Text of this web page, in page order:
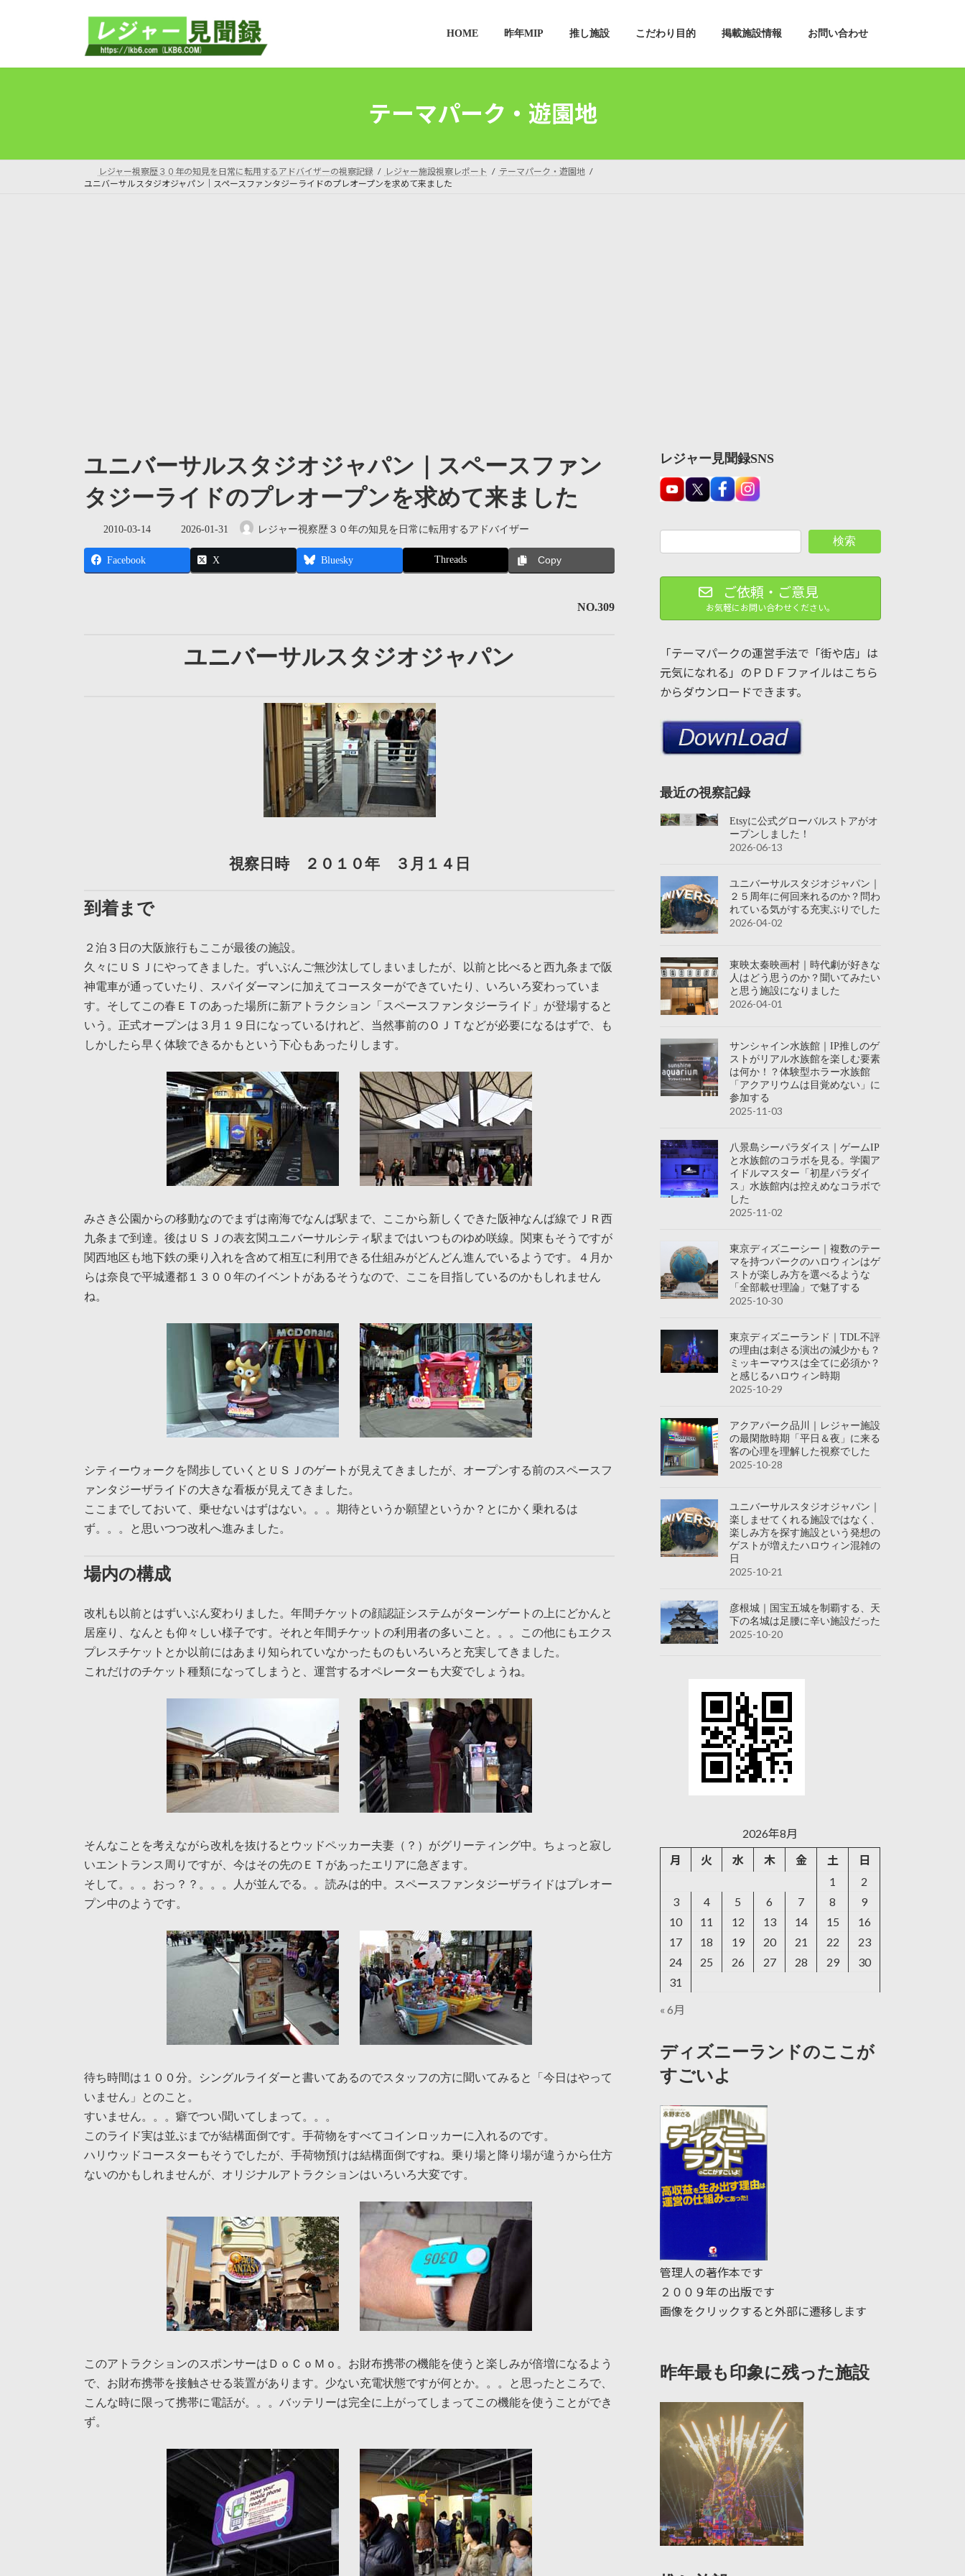
プ
動
HOME 昨年MIP 推し施設 こだわり目的 掲載施設情報 お問い合わせ
テーマパーク・遊園地
レジャー視察歴３０年の知見を日常に転用するアドバイザーの視察記録 レジャー施設視察レポート
テーマパーク・遊園地
ユニバーサルスタジオジャパン｜スペースファンタジーライドのプレオープンを求めて来ました
ユニバーサルスタジオジャパン｜スペースファン
タジーライドのプレオープンを求めて来ました
2010-03-14
最
更
日
2026-01-31 レジャー視察歴３０年の知見を日常に転用するアドバイザー
Facebook X Bluesky Threads Copy
NO.309
ユニバーサルスタジオジャパン
視察日時 ２０１０年 ３月１４日
到着まで
２泊３日の大阪旅行もここが最後の施設。
久々にＵＳＪにやってきました。ずいぶんご無沙汰してしまいましたが、以前と比べると西九条まで阪
神電車が通っていたり、スパイダーマンに加えてコースターができていたり、いろいろ変わっていま
す。そしてこの春ＥＴのあった場所に新アトラクション「スペースファンタジーライド」が登場すると
いう。正式オープンは３月１９日になっているけれど、当然事前のＯＪＴなどが必要になるはずで、も
しかしたら早く体験できるかもという下心もあったりします。
みさき公園からの移動なのでまずは南海でなんば駅まで、ここから新しくできた阪神なんば線でＪＲ西
九条まで到達。後はＵＳＪの表玄関ユニバーサルシティ駅まではいつものゆめ咲線。関東もそうですが
関西地区も地下鉄の乗り入れを含めて相互に利用できる仕組みがどんどん進んでいるようです。４月か
らは奈良で平城遷都１３００年のイベントがあるそうなので、ここを目指しているのかもしれません
ね。
シティーウォークを闊歩していくとＵＳＪのゲートが見えてきましたが、オープンする前のスペースフ
ァンタジーザライドの大きな看板が見えてきました。
ここまでしておいて、乗せないはずはない。。。期待というか願望というか？とにかく乗れるは
ず。。。と思いつつ改札へ進みました。
場内の構成
改札も以前とはずいぶん変わりました。年間チケットの顔認証システムがターンゲートの上にどかんと
居座り、なんとも仰々しい様子です。それと年間チケットの利用者の多いこと。。。この他にもエクス
プレスチケットとか以前にはあまり知られていなかったものもいろいろと充実してきました。
これだけのチケット種類になってしまうと、運営するオペレーターも大変でしょうね。
そんなことを考えながら改札を抜けるとウッドペッカー夫妻（？）がグリーティング中。ちょっと寂し
いエントランス周りですが、今はその先のＥＴがあったエリアに急ぎます。
そして。。。おっ？？。。。人が並んでる。。読みは的中。スペースファンタジーザライドはプレオー
プン中のようです。
待ち時間は１００分。シングルライダーと書いてあるのでスタッフの方に聞いてみると「今日はやって
いません」とのこと。
すいません。。。癖でつい聞いてしまって。。。
このライド実は並ぶまでが結構面倒です。手荷物をすべてコインロッカーに入れるのです。
ハリウッドコースターもそうでしたが、手荷物預けは結構面倒ですね。乗り場と降り場が違うから仕方
ないのかもしれませんが、オリジナルアトラクションはいろいろ大変です。
このアトラクションのスポンサーはＤｏＣｏＭｏ。お財布携帯の機能を使うと楽しみが倍増になるよう
で、お財布携帯を接触させる装置があります。少ない充電状態ですが何とか。。。と思ったところで、
こんな時に限って携帯に電話が。。。バッテリーは完全に上がってしまってこの機能を使うことができ
ず。
レジャー見聞録SNS
検索
ご依頼・ご意見
お気軽にお問い合わせください。
「テーマパークの運営手法で「街や店」は
元気になれる」のＰＤＦファイルはこちら
からダウンロードできます。
最近の視察記録
Etsyに公式グローバルストアがオ
ープンしました！
2026-06-13
ユニバーサルスタジオジャパン｜
２５周年に何回来れるのか？問わ
れている気がする充実ぶりでした
2026-04-02
東映太秦映画村｜時代劇が好きな
人はどう思うのか？聞いてみたい
と思う施設になりました
2026-04-01
サンシャイン水族館｜IP推しのゲ
ストがリアル水族館を楽しむ要素
は何か！？体験型ホラー水族館
「アクアリウムは目覚めない」に
参加する
2025-11-03
八景島シーパラダイス｜ゲームIP
と水族館のコラボを見る。学園ア
イドルマスター「初星パラダイ
ス」水族館内は控えめなコラボで
した
2025-11-02
東京ディズニーシー｜複数のテー
マを持つパークのハロウィンはゲ
ストが楽しみ方を選べるような
「全部載せ理論」で魅了する
2025-10-30
東京ディズニーランド｜TDL不評
の理由は刺さる演出の減少かも？
ミッキーマウスは全てに必須か？
と感じるハロウィン時期
2025-10-29
アクアパーク品川｜レジャー施設
の最閑散時期「平日＆夜」に来る
客の心理を理解した視察でした
2025-10-28
ユニバーサルスタジオジャパン｜
楽しませてくれる施設ではなく、
楽しみ方を探す施設という発想の
ゲストが増えたハロウィン混雑の
日
2025-10-21
彦根城｜国宝五城を制覇する、天
下の名城は足腰に辛い施設だった
2025-10-20
2026年8月
月
火 水 木 金 土
日
1
2
3
4 5 6 7 8
9
10
11 12 13 14 15
16
17
18 19 20 21 22
23
24
25 26 27 28 29
30
31
« 6月
ディズニーランドのここが
すごいよ
管理人の著作本です
２００９年の出版です
画像をクリックすると外部に遷移します
昨年最も印象に残った施設